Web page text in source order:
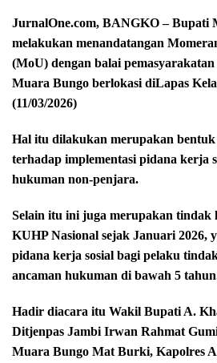
JurnalOne.com, BANGKO – Bupati
melakukan menandatangan
(MoU) dengan balai
Muara Bungo berlokasi diLapas
(11/03/2026)
Hal itu dilakukan merupakan bentuk
terhadap implementasi pidana kerja
hukuman non-penjara.
Selain itu ini juga merupakan tindak
KUHP Nasional sejak Januari 2026,
pidana kerja sosial bagi pelaku
ancaman hukuman di bawah 5
Hadir diacara itu Wakil Bupati A.
Ditjenpas Jambi Irwan Rahmat
Muara Bungo Mat Burki, Kapolres